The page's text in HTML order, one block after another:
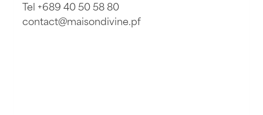
Tel +689 40 50 58 80
contact@maisondivine.pf